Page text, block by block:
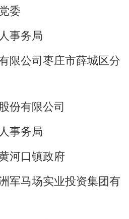
委
事务局
限公司枣庄市薛城区分
份有限公司
事务局
河口镇政府
军马场实业投资集团有